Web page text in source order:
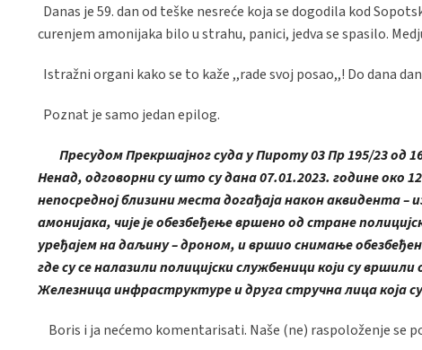
Danas je 59. dan od teške nesreće koja se dogodila kod
curenjem amonijaka bilo u strahu, panici, jedva se spasilo.
Istražni organi kako se to kaže ,,rade svoj posao,,! Do dana
Poznat je samo jedan epilog.
Пресудом Прекршајног суда у Пироту 03 Пр 195/23 од
Ненад, одговорни су што су дана 07.01.2023. године око
непосредној близини места догађаја након аквидента
амонијака, чије је обезбеђење вршено од стране
уређајем на даљину – дроном, и вршио снимање
где су се налазили полицијски службеници који су
Железница инфраструктуре и друга стручна лица која
Boris i ja nećemo komentarisati. Naše (ne) raspoloženje se